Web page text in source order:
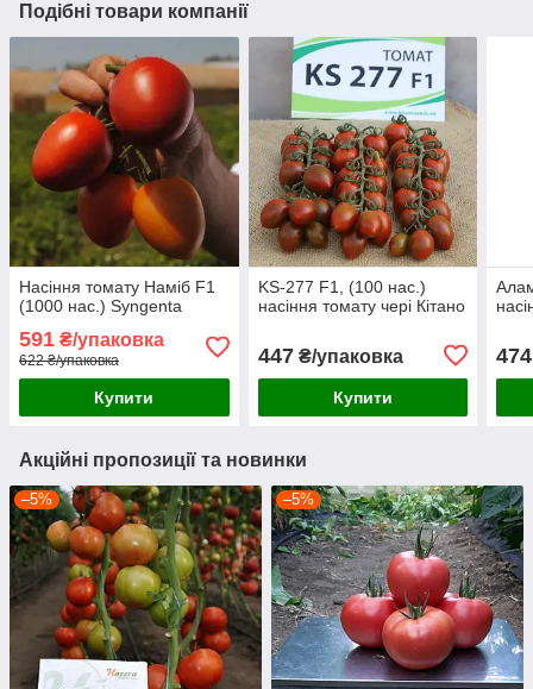
Подібні товари компанії
Насіння томату Наміб F1
(1000 нас.) Syngenta
591 ₴/упаковка
622 ₴/упаковка
Купити
KS-277 F1, (100 нас.)
насіння томату чері Кітано
447₴/упаковка
Купити
474
Акційні пропозиції та новинки
–5% –5%